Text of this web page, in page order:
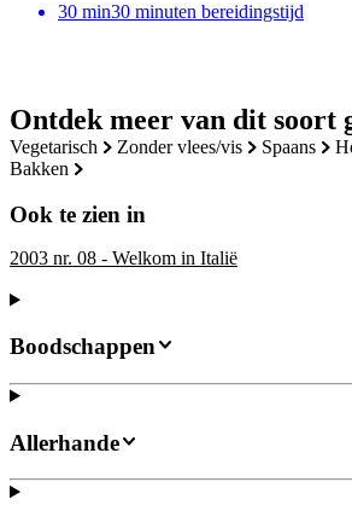
Ontdek meer van dit soort
vegetarisch zonder vlees/vis spaans
bakken
Ook te zien in
2003 nr. 08 - Welkom in Italië
30 min30 minuten bereidingstijd
Boodschappen
Allerhande